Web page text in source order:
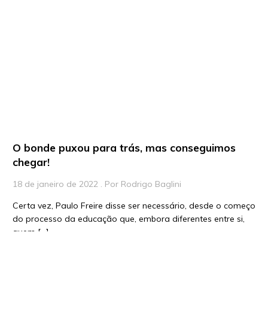
O bonde puxou para trás, mas conseguimos
chegar!
18 de janeiro de 2022 . Por Rodrigo Baglini
Certa vez, Paulo Freire disse ser necessário, desde o começo
do processo da educação que, embora diferentes entre si,
quem […]